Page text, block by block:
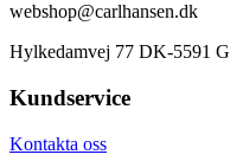
webshop@carlhansen.dk
Hylkedamvej 77 DK-5591
Kundservice
Kontakta oss